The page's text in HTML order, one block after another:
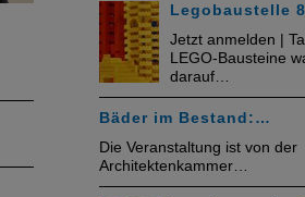
Legobaustelle
Jetzt anmelden |
LEGO-Bausteine
darauf…
Bäder im Bestand:…
Die Veranstaltung ist von der
Architektenkammer…